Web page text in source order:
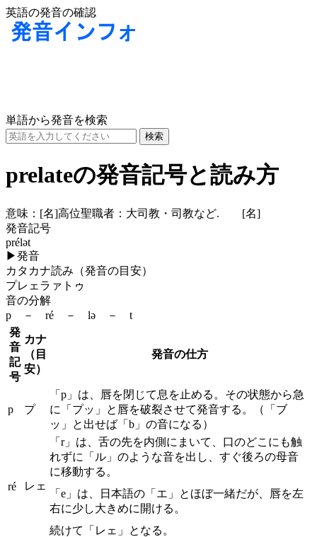
英語の発音の確認
単語から発音を検索
prelateの発音記号と読み方
意味： [名]高位聖職者：大司教・司教など. [名]
発音記号
prélət
▶発音
カタカナ読み（発音の目安）
プレェラァトゥ
音の分解
p － ré － lə － t
発
音
記
号
カナ
（目
安）
発音の仕方
p プ
「p」は、唇を閉じて息を止める。その状態から急
に「プッ」と唇を破裂させて発音する。（「ブ
ッ」と出せば「b」の音になる）
ré レェ
「r」は、舌の先を内側にまいて、口のどこにも触
れずに「ル」のような音を出し、すぐ後ろの母音
に移動する。
「e」は、日本語の「エ」とほぼ一緒だが、唇を左
右に少し大きめに開ける。
続けて「レェ」となる。